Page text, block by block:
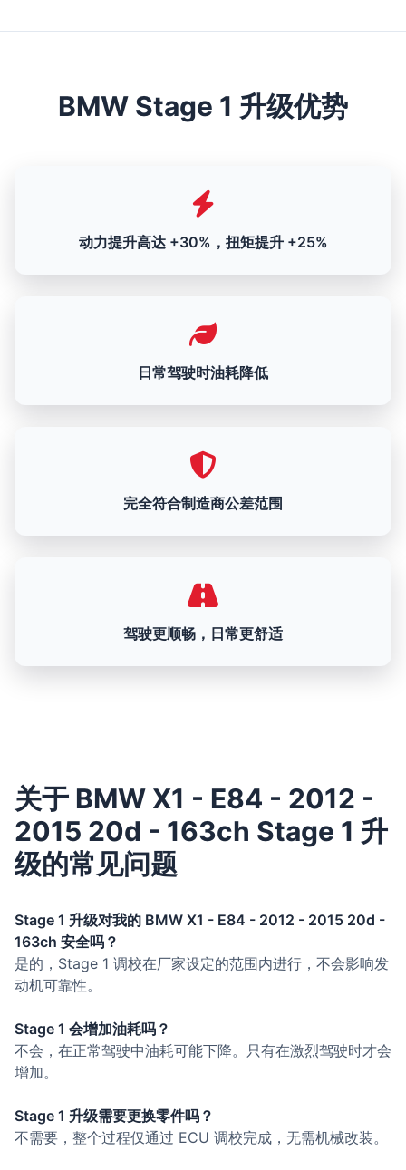
BMW Stage 1 升级优势
动力提升高达 +30%，扭矩提升 +25%
日常驾驶时油耗降低
完全符合制造商公差范围
驾驶更顺畅，日常更舒适
关于 BMW X1 - E84 - 2012 -
2015 20d - 163ch Stage 1 升
级的常见问题
Stage 1 升级对我的 BMW X1 - E84 - 2012 - 2015 20d -
163ch 安全吗？
是的，Stage 1 调校在厂家设定的范围内进行，不会影响发
动机可靠性。
Stage 1 会增加油耗吗？
不会，在正常驾驶中油耗可能下降。只有在激烈驾驶时才会
增加。
Stage 1 升级需要更换零件吗？
不需要，整个过程仅通过 ECU 调校完成，无需机械改装。